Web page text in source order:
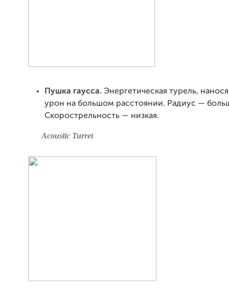
Пушка гаусса. Энергетическая турель,
урон на большом расстоянии. Радиус —
Скорострельность — низкая.
Acoustic Turret